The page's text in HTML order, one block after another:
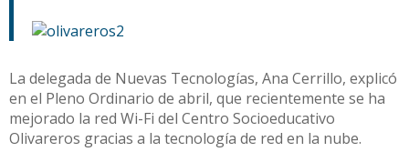
La delegada de Nuevas Tecnologías, Ana Cerrillo, explicó
en el Pleno Ordinario de abril, que recientemente se ha
mejorado la red Wi-Fi del Centro Socioeducativo
Olivareros gracias a la tecnología de red en la nube.